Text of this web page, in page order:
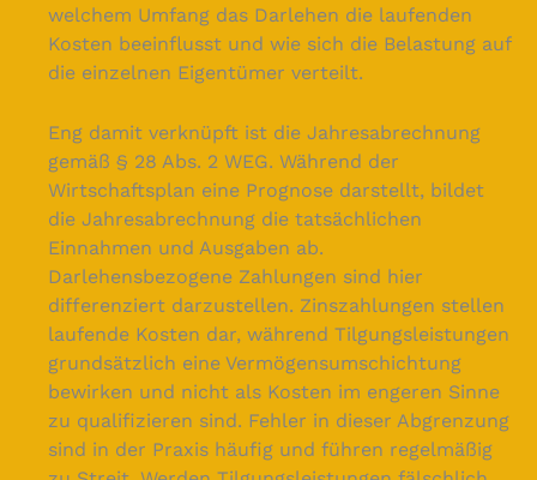
welchem Umfang das Darlehen die laufenden
Kosten beeinflusst und wie sich die Belastung auf
die einzelnen Eigentümer verteilt.
Eng damit verknüpft ist die Jahresabrechnung
gemäß § 28 Abs. 2 WEG. Während der
Wirtschaftsplan eine Prognose darstellt, bildet
die Jahresabrechnung die tatsächlichen
Einnahmen und Ausgaben ab.
Darlehensbezogene Zahlungen sind hier
differenziert darzustellen. Zinszahlungen stellen
laufende Kosten dar, während Tilgungsleistungen
grundsätzlich eine Vermögensumschichtung
bewirken und nicht als Kosten im engeren Sinne
zu qualifizieren sind. Fehler in dieser Abgrenzung
sind in der Praxis häufig und führen regelmäßig